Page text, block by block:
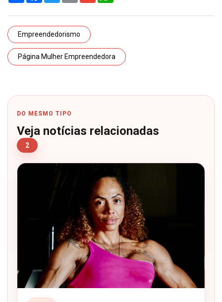
Empreendedorismo
Página Mulher Empreendedora
DO MESMO TIPO
Veja notícias relacionadas
2